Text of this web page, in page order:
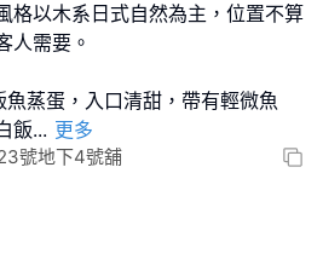
格以木系日式自然為主，位置不算
人需要。
蒸蛋，入口清甜，帶有輕微魚
飯... 更多
號地下4號舖